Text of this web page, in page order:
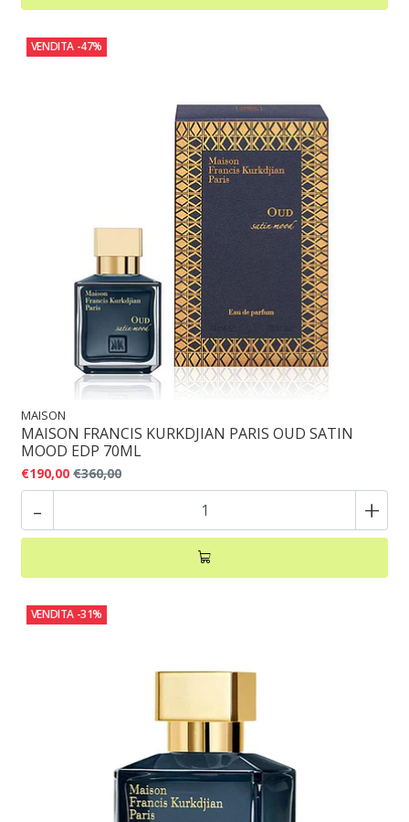
VENDITA -47%
MAISON
MAISON FRANCIS KURKDJIAN PARIS OUD SATIN
MOOD EDP 70ML
€190,00 €360,00
- +
VENDITA -31%